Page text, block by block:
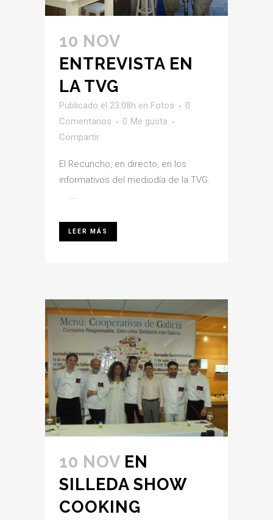
10 NOV
ENTREVISTA EN
LA TVG
Publicado el 23:08h en Fotos
0
Comentarios
0 Me gusta
Compartir
El Recuncho, en directo, en los
informativos del mediodía de la TVG.
...
LEER MÁS
10 NOV EN
SILLEDA SHOW
COOKING